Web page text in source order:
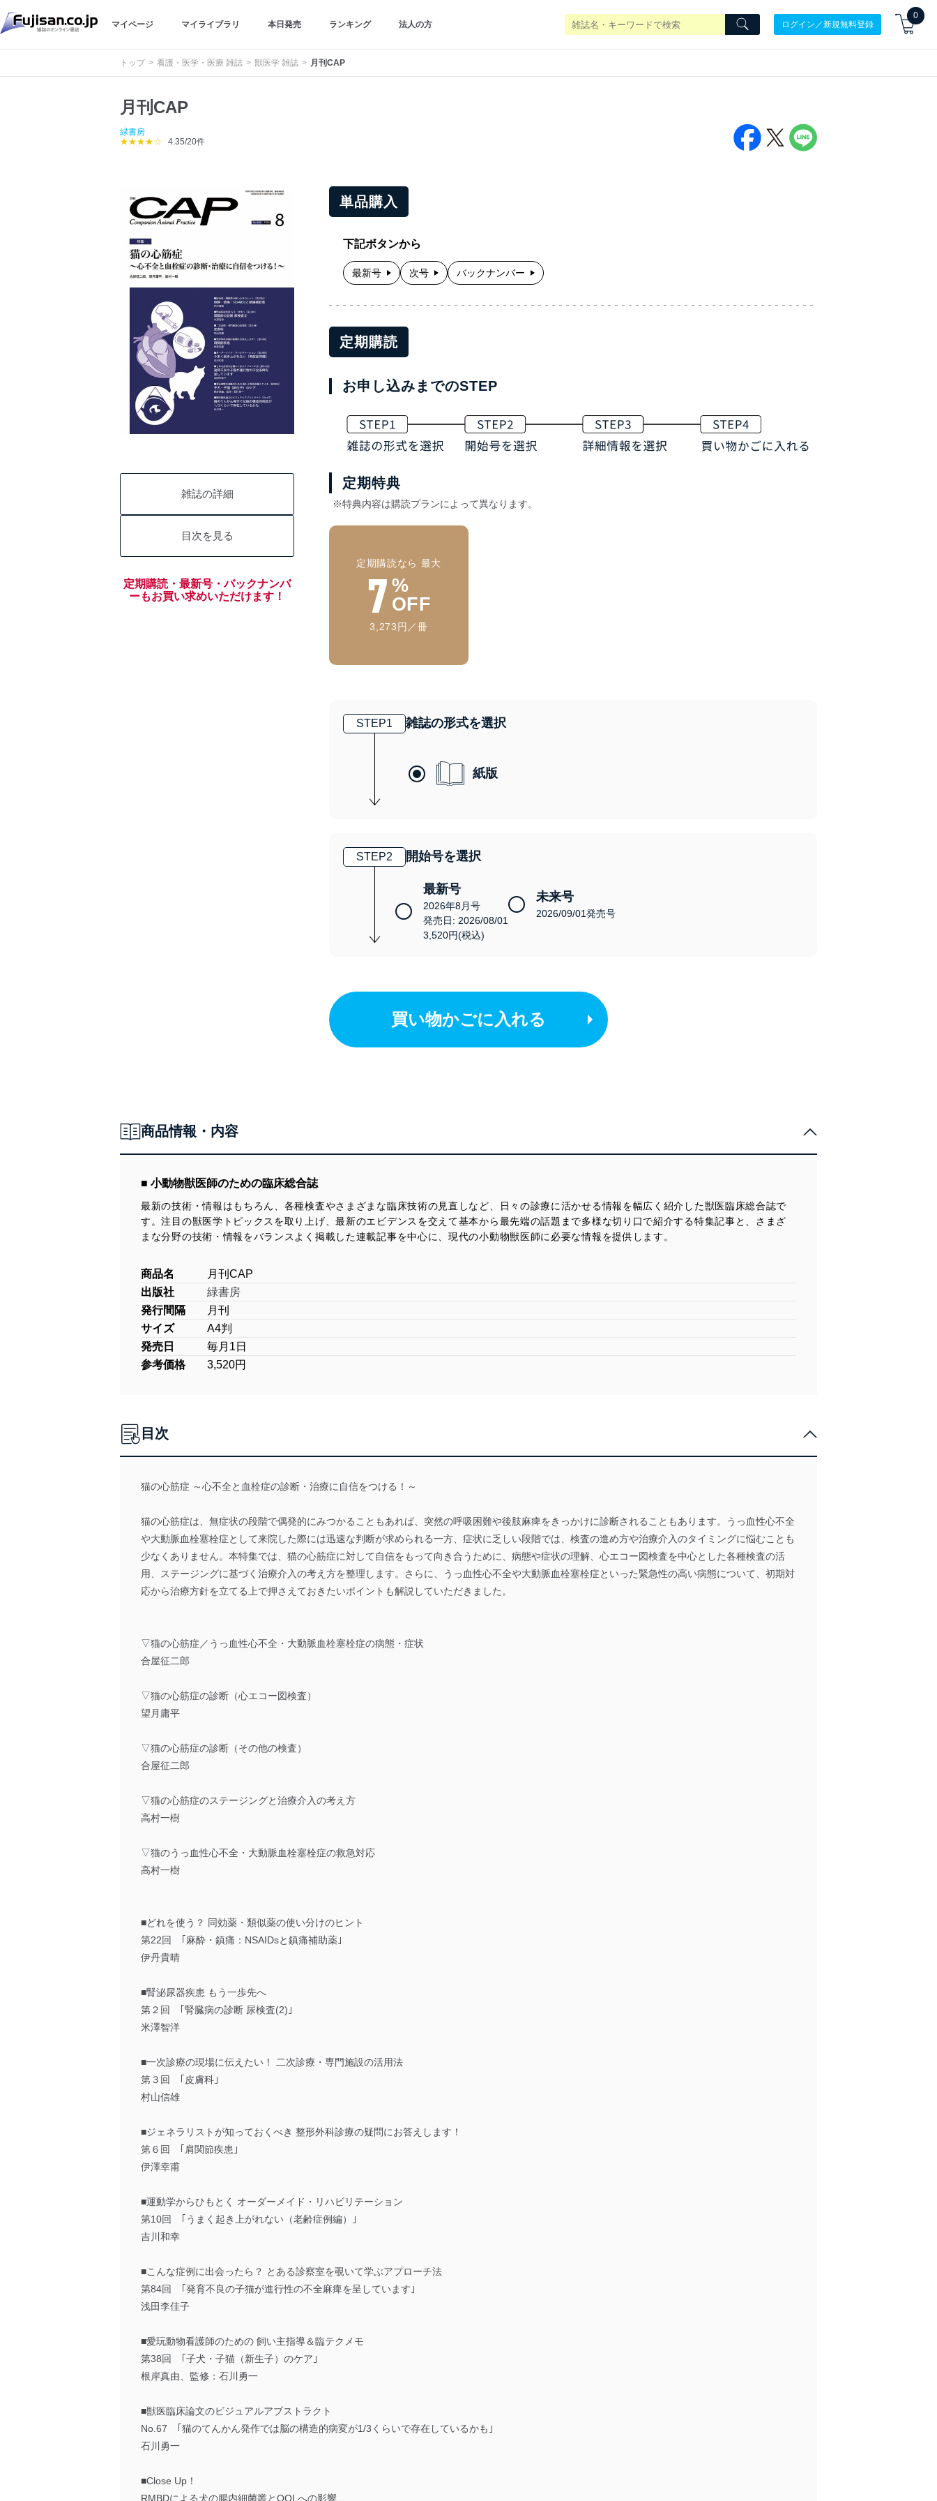
マイページ マイライブラリ 本日発売 ランキング 法人の方 ログイン／新規無料登録
0
トップ 看護・医学・医療 雑誌 獣医学 雑誌 月刊CAP
月刊CAP
緑書房
★★★★☆
4.35/20件
雑誌の詳細
目次を見る
定期購読・最新号・バックナンバ
ーもお買い求めいただけます！
単品購入
下記ボタンから
最新号 次号 バックナンバー
定期購読
お申し込みまでのSTEP
定期特典
※特典内容は購読プランによって異なります。
定期購読なら 最大
7 %
OFF
3,273円／冊
STEP1 雑誌の形式を選択
紙版
STEP2 開始号を選択
最新号
2026年8月号
発売日: 2026/08/01
3,520円(税込)
未来号
2026/09/01発売号
買い物かごに入れる
商品情報・内容
■ 小動物獣医師のための臨床総合誌
最新の技術・情報はもちろん、各種検査やさまざまな臨床技術の見直しなど、日々の診療に活かせる情報を幅広く紹介した獣医臨床総合誌で
す。注目の獣医学トピックスを取り上げ、最新のエビデンスを交えて基本から最先端の話題まで多様な切り口で紹介する特集記事と、さまざ
まな分野の技術・情報をバランスよく掲載した連載記事を中心に、現代の小動物獣医師に必要な情報を提供します。
商品名
月刊CAP
出版社
緑書房
発行間隔
月刊
サイズ
A4判
発売日
毎月1日
参考価格
3,520円
目次
猫の心筋症 ～心不全と血栓症の診断・治療に自信をつける！～
猫の心筋症は、無症状の段階で偶発的にみつかることもあれば、突然の呼吸困難や後肢麻痺をきっかけに診断されることもあります。うっ血性心不全
や大動脈血栓塞栓症として来院した際には迅速な判断が求められる一方、症状に乏しい段階では、検査の進め方や治療介入のタイミングに悩むことも
少なくありません。本特集では、猫の心筋症に対して自信をもって向き合うために、病態や症状の理解、心エコー図検査を中心とした各種検査の活
用、ステージングに基づく治療介入の考え方を整理します。さらに、うっ血性心不全や大動脈血栓塞栓症といった緊急性の高い病態について、初期対
応から治療方針を立てる上で押さえておきたいポイントも解説していただきました。
▽猫の心筋症／うっ血性心不全・大動脈血栓塞栓症の病態・症状
合屋征二郎
▽猫の心筋症の診断（心エコー図検査）
望月庸平
▽猫の心筋症の診断（その他の検査）
合屋征二郎
▽猫の心筋症のステージングと治療介入の考え方
高村一樹
▽猫のうっ血性心不全・大動脈血栓塞栓症の救急対応
高村一樹
■どれを使う？ 同効薬・類似薬の使い分けのヒント
第22回 ｢麻酔・鎮痛：NSAIDsと鎮痛補助薬｣
伊丹貴晴
■腎泌尿器疾患 もう一歩先へ
第２回 ｢腎臓病の診断 尿検査(2)｣
米澤智洋
■一次診療の現場に伝えたい！ 二次診療・専門施設の活用法
第３回 ｢皮膚科｣
村山信雄
■ジェネラリストが知っておくべき 整形外科診療の疑問にお答えします！
第６回 ｢肩関節疾患｣
伊澤幸甫
■運動学からひもとく オーダーメイド・リハビリテーション
第10回 ｢うまく起き上がれない（老齢症例編）｣
吉川和幸
■こんな症例に出会ったら？ とある診察室を覗いて学ぶアプローチ法
第84回 ｢発育不良の子猫が進行性の不全麻痺を呈しています｣
浅田李佳子
■愛玩動物看護師のための 飼い主指導＆臨テクメモ
第38回 ｢子犬・子猫（新生子）のケア｣
根岸真由、監修：石川勇一
■獣医臨床論文のビジュアルアブストラクト
No.67 ｢猫のてんかん発作では脳の構造的病変が1/3くらいで存在しているかも｣
石川勇一
■Close Up！
RMBDによる犬の腸内細菌叢とQOLへの影響